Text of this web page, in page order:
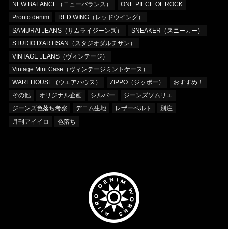
NEW BALANCE（ニューバランス）
ONE PIECE OF ROCK
Pronto denim
RED WING（レッドウイング）
SAMURAI JEANS（サムライジーンズ）
SNEAKER（スニーカー）
STUDIO D'ARTISAN（スタジオダルチザン）
VINTAGE JEANS（ヴィンテージ）
Vintage Mint Case（ヴィンテージミントケース）
WAREHOUSE（ウエアハウス）
ZIPPO（ジッポー）
おすすめ！
その他
オリジナル企画 シルバー
ジーンズソムリエ
ジーンズ色落ち考察
デニム生地 レザーベルト
別注
月刊アイイロ
色落ち